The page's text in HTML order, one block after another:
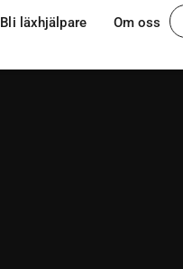
Bli läxhjälpare Om oss